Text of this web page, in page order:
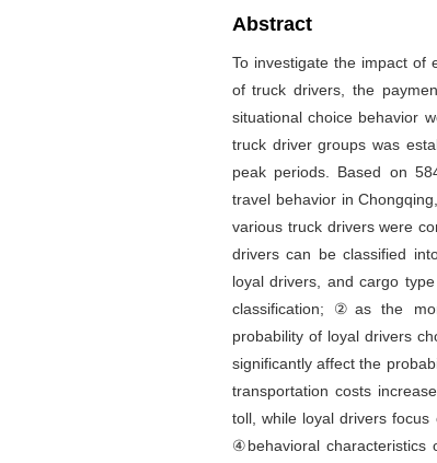
Abstract
To investigate the impact of
of truck drivers, the
situational choice behavior
truck driver groups was
peak periods. Based on
travel behavior in
various truck drivers were
drivers can be classified
loyal drivers, and cargo
classification; ②as the
probability of loyal drivers
significantly affect the
transportation costs
toll, while loyal drivers
④behavioral characteristics